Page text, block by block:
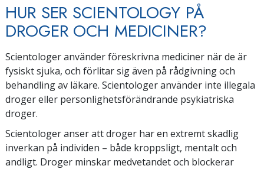
HUR SER SCIENTOLOGY PÅ
DROGER OCH MEDICINER?
Scientologer använder föreskrivna mediciner när de är
fysiskt sjuka, och förlitar sig även på rådgivning och
behandling av läkare. Scientologer använder inte illegala
droger eller personlighetsförändrande psykiatriska
droger.
Scientologer anser att droger har en extremt skadlig
inverkan på individen – både kroppsligt, mentalt och
andligt. Droger minskar medvetandet och blockerar